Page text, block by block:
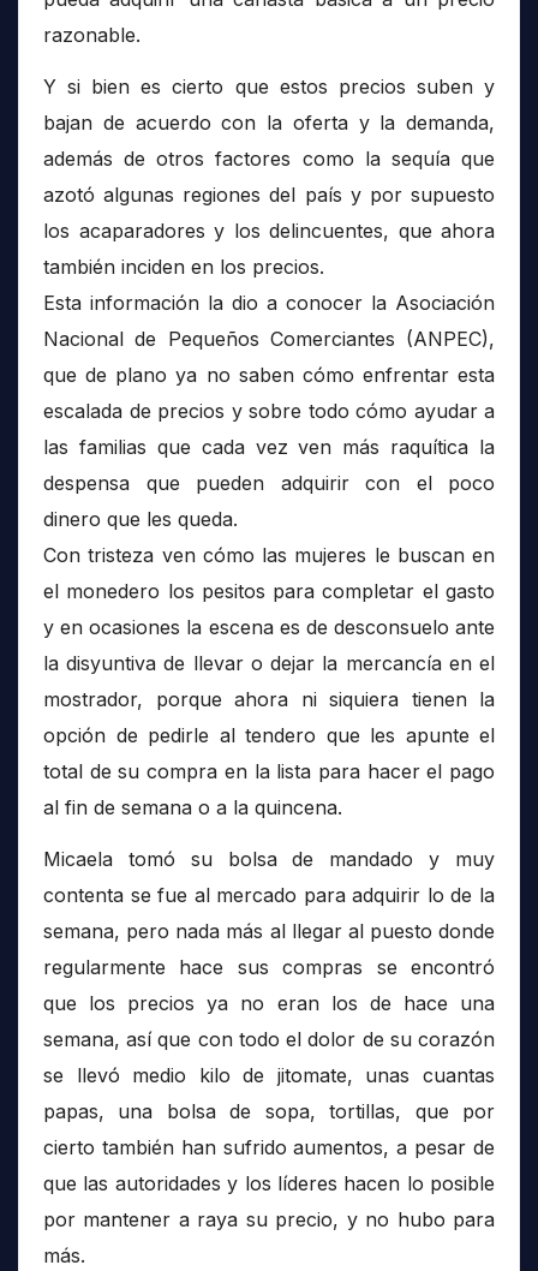
razonable.
Y si bien es cierto que estos precios suben y
bajan de acuerdo con la oferta y la demanda,
además de otros factores como la sequía que
azotó algunas regiones del país y por supuesto
los acaparadores y los delincuentes, que ahora
también inciden en los precios.
Esta información la dio a conocer la Asociación
Nacional de Pequeños Comerciantes (ANPEC),
que de plano ya no saben cómo enfrentar esta
escalada de precios y sobre todo cómo ayudar a
las familias que cada vez ven más raquítica la
despensa que pueden adquirir con el poco
dinero que les queda.
Con tristeza ven cómo las mujeres le buscan en
el monedero los pesitos para completar el gasto
y en ocasiones la escena es de desconsuelo ante
la disyuntiva de llevar o dejar la mercancía en el
mostrador, porque ahora ni siquiera tienen la
opción de pedirle al tendero que les apunte el
total de su compra en la lista para hacer el pago
al fin de semana o a la quincena.
Micaela tomó su bolsa de mandado y muy
contenta se fue al mercado para adquirir lo de la
semana, pero nada más al llegar al puesto donde
regularmente hace sus compras se encontró
que los precios ya no eran los de hace una
semana, así que con todo el dolor de su corazón
se llevó medio kilo de jitomate, unas cuantas
papas, una bolsa de sopa, tortillas, que por
cierto también han sufrido aumentos, a pesar de
que las autoridades y los líderes hacen lo posible
por mantener a raya su precio, y no hubo para
más.